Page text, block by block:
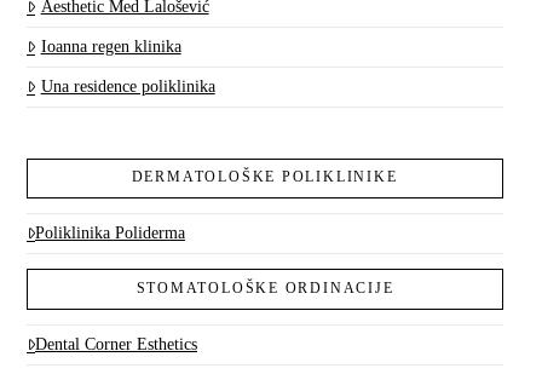
Aesthetic Med Lalošević
Ioanna regen klinika
Una residence poliklinika
DERMATOLOŠKE POLIKLINIKE
Poliklinika Poliderma
STOMATOLOŠKE ORDINACIJE
Dental Corner Esthetics